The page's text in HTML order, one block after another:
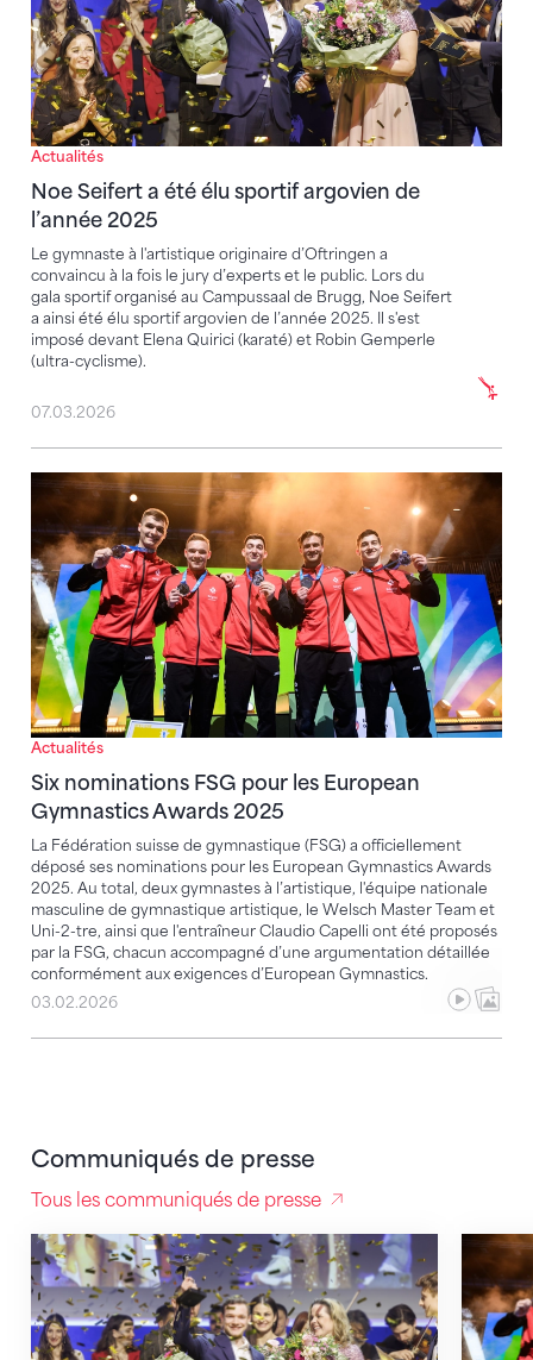
Actualités
Noe Seifert a été élu sportif argovien de
l’année 2025
Le gymnaste à l'artistique originaire d’Oftringen a
convaincu à la fois le jury d’experts et le public. Lors du
gala sportif organisé au Campussaal de Brugg, Noe Seifert
a ainsi été élu sportif argovien de l’année 2025. Il s'est
imposé devant Elena Quirici (karaté) et Robin Gemperle
(ultra-cyclisme).
07.03.2026
Actualités
Six nominations FSG pour les European
Gymnastics Awards 2025
La Fédération suisse de gymnastique (FSG) a officiellement
déposé ses nominations pour les European Gymnastics Awards
2025. Au total, deux gymnastes à l’artistique, l'équipe nationale
masculine de gymnastique artistique, le Welsch Master Team et
Uni-2-tre, ainsi que l'entraîneur Claudio Capelli ont été proposés
par la FSG, chacun accompagné d’une argumentation détaillée
conformément aux exigences d’European Gymnastics.
Six nominations FSG pour les European
03.02.2026
Communiqués de presse
Tous les communiqués de presse
Noe Seifert a été élu sportif argovien de l’annéeSix